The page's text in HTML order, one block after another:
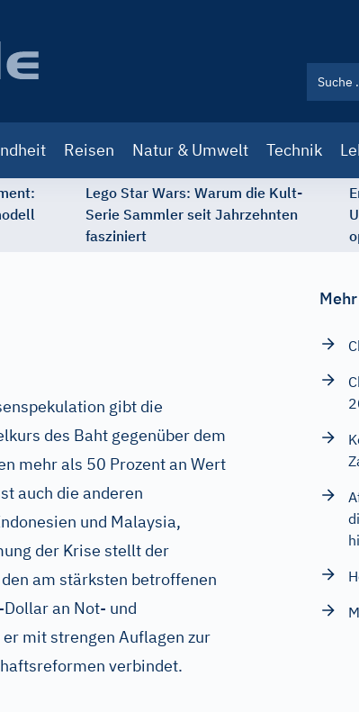
Reisen Natur & Umwelt Technik
Lego Star Wars: Warum die Kult-
Serie Sammler seit Jahrzehnten
fasziniert
gibt die
des Baht gegenüber dem
mehr als 50 Prozent an Wert
auch die anderen
und Malaysia,
der Krise stellt der
am stärksten betroffenen
an Not- und
mit strengen Auflagen zur
verbindet.